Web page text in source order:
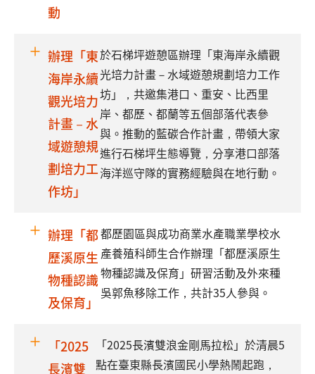
動
辦理「東
海岸永續
觀光培力
計畫－水
域遊憩規
劃培力工
作坊」
於石梯坪遊憩區辦理「東海岸永續觀
光培力計畫－水域遊憩規劃培力工作
坊」，共邀集港口、重安、比西里
岸、都歷、都蘭等五個部落代表參
與。推動的藍碳合作計畫，帶領大家
進行石梯坪生態導覽，分享港口部落
海洋巡守隊的實務經驗與在地行動。
辦理「都
歷溪原生
物種認識
及保育」
都歷園區與成功商業水產職業學校水
產養殖科師生合作辦理「都歷溪原生
物種認識及保育」研習活動及外來種
吳郭魚移除工作，共計35人參與。
「2025
長濱雙
「2025長濱雙浪金剛馬拉松」於清晨5
點在臺東縣長濱國民小學熱鬧起跑，